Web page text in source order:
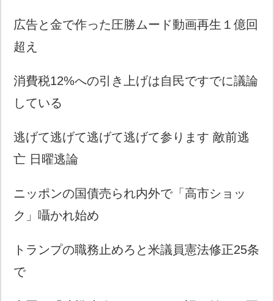
広告と金で作った圧勝ムード動画再生１億回
超え
消費税12%への引き上げは自民ですでに議論
している
逃げて逃げて逃げて逃げて参ります 敵前逃
亡 日曜逃論
ニッポンの国債売られ内外で「高市ショッ
ク」囁かれ始め
トランプの職務止めろと米議員憲法修正25条
で